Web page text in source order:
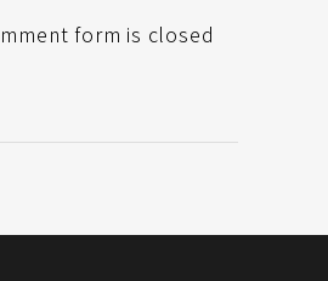
form is closed